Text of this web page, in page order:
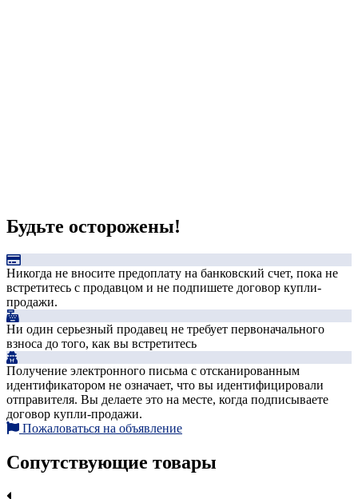
Будьте осторожены!
Никогда не вносите предоплату на банковский счет, пока не
встретитесь с продавцом и не подпишете договор купли-
продажи.
Ни один серьезный продавец не требует первоначального
взноса до того, как вы встретитесь
Получение электронного письма с отсканированным
идентификатором не означает, что вы идентифицировали
отправителя. Вы делаете это на месте, когда подписываете
договор купли-продажи.
Пожаловаться на объявление
Сопутствующие товары